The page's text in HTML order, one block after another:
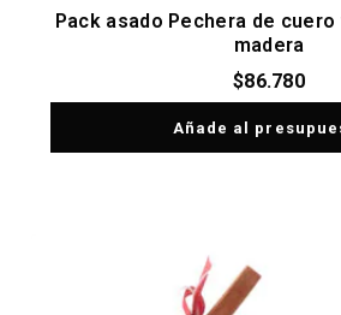
Pack asado Pechera de
madera
$86.780
Añade al